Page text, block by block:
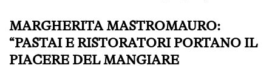
MARGHERITA MASTROMAURO:
“PASTAI E RISTORATORI PORTANO IL
PIACERE DEL MANGIARE